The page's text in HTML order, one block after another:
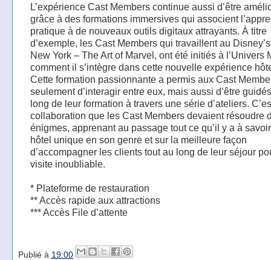
L’expérience Cast Members continue aussi d’être
grâce à des formations immersives qui associent
pratique à de nouveaux outils digitaux attrayants. À titre
d’exemple, les Cast Members qui travaillent au
New York – The Art of Marvel, ont été initiés à l’Univers
comment il s’intègre dans cette nouvelle expérience
Cette formation passionnante a permis aux Cast
seulement d’interagir entre eux, mais aussi d’être
long de leur formation à travers une série d’ateliers.
collaboration que les Cast Members devaient résoudre
énigmes, apprenant au passage tout ce qu’il y a à
hôtel unique en son genre et sur la meilleure façon
d’accompagner les clients tout au long de leur séjour
visite inoubliable.
* Plateforme de restauration
** Accès rapide aux attractions
*** Accès File d’attente
Publié à 19:00